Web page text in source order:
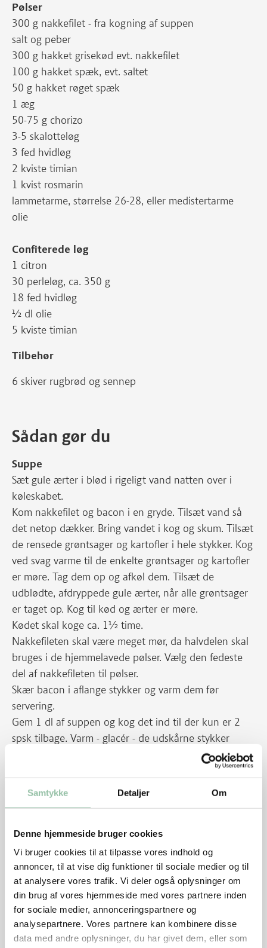
Samtykke Detaljer Om
Denne hjemmeside bruger cookies
Vi bruger cookies til at tilpasse vores indhold og
annoncer, til at vise dig funktioner til sociale medier og til
at analysere vores trafik. Vi deler også oplysninger om
din brug af vores hjemmeside med vores partnere inden
for sociale medier, annonceringspartnere og
analysepartnere. Vores partnere kan kombinere disse
data med andre oplysninger, du har givet dem, eller som
Pølser
300 g nakkefilet - fra kogning af suppen
salt og peber
300 g hakket grisekød evt. nakkefilet
100 g hakket spæk, evt. saltet
50 g hakket røget spæk
1 æg
50-75 g chorizo
3-5 skalotteløg
3 fed hvidløg
2 kviste timian
1 kvist rosmarin
lammetarme, størrelse 26-28, eller medistertarme
olie
Confiterede løg
1 citron
30 perleløg, ca. 350 g
18 fed hvidløg
½ dl olie
5 kviste timian
Tilbehør
6 skiver rugbrød og sennep
Sådan gør du
Suppe
Sæt gule ærter i blød i rigeligt vand natten over i
køleskabet.
Kom nakkefilet og bacon i en gryde. Tilsæt vand så
det netop dækker. Bring vandet i kog og skum. Tilsæt
de rensede grøntsager og kartofler i hele stykker. Kog
ved svag varme til de enkelte grøntsager og kartofler
er møre. Tag dem op og afkøl dem. Tilsæt de
udblødte, afdryppede gule ærter, når alle grøntsager
er taget op. Kog til kød og ærter er møre.
Kødet skal koge ca. 1½ time.
Nakkefileten skal være meget mør, da halvdelen skal
bruges i de hjemmelavede pølser. Vælg den fedeste
del af nakkefileten til pølser.
Skær bacon i aflange stykker og varm dem før
servering.
Gem 1 dl af suppen og kog det ind til der kun er 2
spsk tilbage. Varm - glacér - de udskårne stykker
Kom suppen med de gule ærter i blenderen. Blend
suppen og si den. Varm den og smag til med salt og
rustikke stykker og varm dem. Kom dem i dybe
tallerkener og hæld suppen ved.
Pølser
Skær den kogte nakkefilet i små tern eller findel
kødet med en røremaskine, mens det endnu er lunt. I
blenderen bliver det for findelt. Smag til med salt og